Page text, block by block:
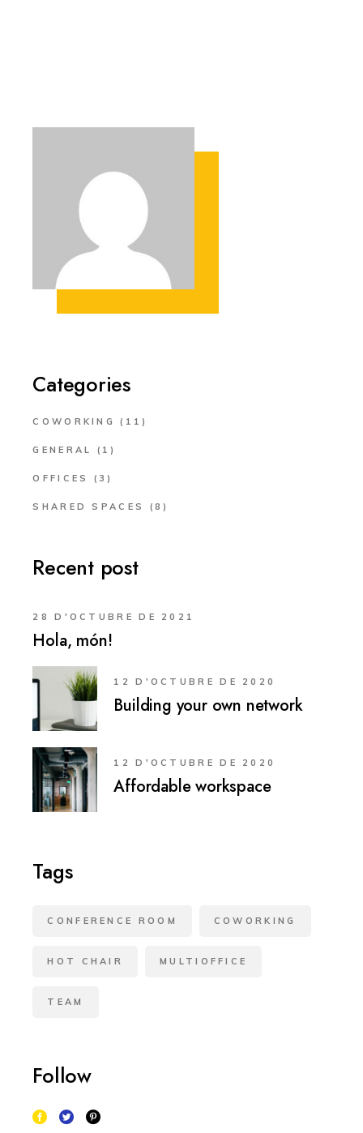
Categories
COWORKING (11)
GENERAL (1)
OFFICES (3)
SHARED SPACES (8)
Recent post
28 D'OCTUBRE DE 2021
Hola, món!
12 D'OCTUBRE DE 2020
Building your own network
12 D'OCTUBRE DE 2020
Affordable workspace
Tags
CONFERENCE ROOM COWORKING
HOT CHAIR MULTIOFFICE
TEAM
Follow